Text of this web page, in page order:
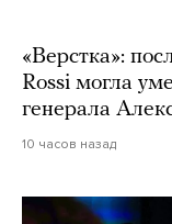
«Верстка»:
Rossi могла
генерала
10 часов назад